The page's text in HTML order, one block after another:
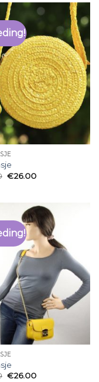
€26.00
€26.00